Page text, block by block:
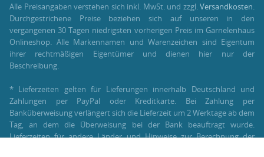
Alle Preisangaben verstehen sich inkl. MwSt. und zzgl.Versandkosten.
Durchgestrichene Preise beziehen sich auf unseren in den
vergangenen 30 Tagen niedrigsten vorherigen Preis im Garnelenhaus
Onlineshop. Alle Markennamen und Warenzeichen sind Eigentum
ihrer rechtmäßigen Eigentümer und dienen hier nur der
Beschreibung.
* Lieferzeiten gelten für Lieferungen innerhalb Deutschland und
Zahlungen per PayPal oder Kreditkarte. Bei Zahlung per
Banküberweisung verlängert sich die Lieferzeit um 2 Werktage ab dem
Tag, an dem die Überweisung bei der Bank beauftragt wurde.
Lieferzeiten für andere Länder und Hinweise zur Berechnung der